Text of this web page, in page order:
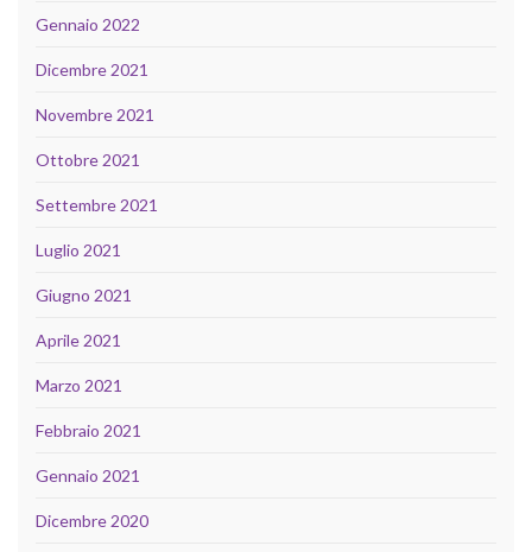
Gennaio 2022
Dicembre 2021
Novembre 2021
Ottobre 2021
Settembre 2021
Luglio 2021
Giugno 2021
Aprile 2021
Marzo 2021
Febbraio 2021
Gennaio 2021
Dicembre 2020